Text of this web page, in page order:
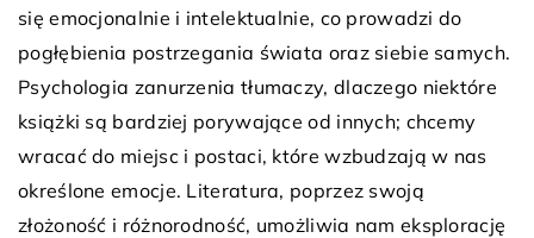
się emocjonalnie i intelektualnie, co prowadzi do
pogłębienia postrzegania świata oraz siebie samych.
Psychologia zanurzenia tłumaczy, dlaczego niektóre
książki są bardziej porywające od innych; chcemy
wracać do miejsc i postaci, które wzbudzają w nas
określone emocje. Literatura, poprzez swoją
złożoność i różnorodność, umożliwia nam eksplorację